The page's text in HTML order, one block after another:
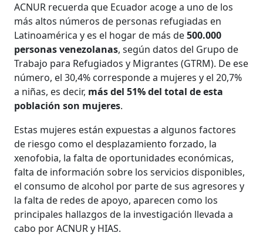
ACNUR recuerda que Ecuador acoge a uno de los
más altos números de personas refugiadas en
Latinoamérica y es el hogar de más de500.000
personas venezolanas, según datos del Grupo de
Trabajo para Refugiados y Migrantes (GTRM). De ese
número, el 30,4% corresponde a mujeres y el 20,7%
a niñas, es decir, más del 51% del total de esta
población son mujeres.
Estas mujeres están expuestas a algunos factores
de riesgo como el desplazamiento forzado, la
xenofobia, la falta de oportunidades económicas,
falta de información sobre los servicios disponibles,
el consumo de alcohol por parte de sus agresores y
la falta de redes de apoyo, aparecen como los
principales hallazgos de la investigación llevada a
cabo por ACNUR y HIAS.